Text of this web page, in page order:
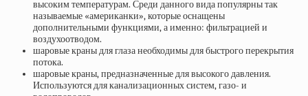
высоким температурам. Среди данного вида популярны так
называемые «американки», которые оснащены
дополнительными функциями, а именно: фильтрацией и
воздухоотводом.
шаровые краны для глаза необходимы для быстрого перекрытия
потока.
шаровые краны, предназначенные для высокого давления.
Используются для канализационных систем, газо- и